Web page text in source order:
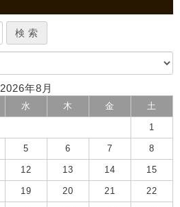
2026年8月
水 木 金 土
1
5 6 7 8
12 13 14 15
19 20 21 22